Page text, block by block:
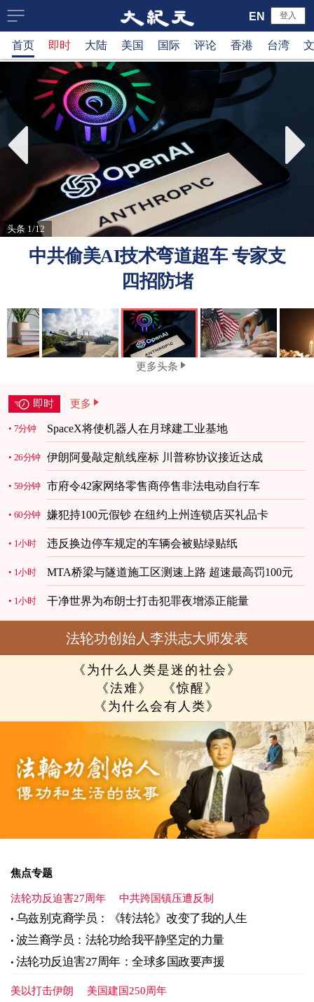
大
纪
元
新
网
登入
EN
首页 即时 大陆 美国 国际 评论 香港 台湾
头条 1/12
中共偷美AI技术弯道超车 专家支
四招防堵
更多头条
即时 更多
7分钟 SpaceX将使机器人在月球建工业基地
26分钟 伊朗阿曼敲定航线座标 川普称协议接近达成
59分钟 市府令42家网络零售商停售非法电动自行车
60分钟 嫌犯持100元假钞 在纽约上州连锁店买礼品卡
1小时 违反换边停车规定的车辆会被贴绿贴纸
1小时 MTA桥梁与隧道施工区测速上路 超速最高罚100元
1小时 干净世界为布朗士打击犯罪夜增添正能量
法轮功创始人李洪志大师发表
《为什么人类是迷的社会》
《法难》
《惊醒》
《为什么会有人类》
焦点专题
法轮功反迫害27周年 中共跨国镇压遭反制
乌兹别克裔学员：《转法轮》改变了我的人生
波兰裔学员：法轮功给我平静坚定的力量
法轮功反迫害27周年：全球多国政要声援
美以打击伊朗 美国建国250周年